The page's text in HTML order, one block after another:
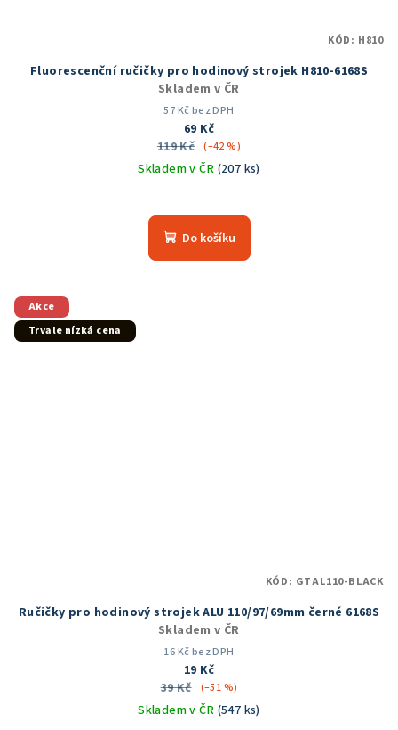
Fluorescenční ručičky pro hodinový strojek H810-6168S
Skladem v ČR
57 Kč bez DPH
69 Kč
119 Kč (–42 %)
Skladem v ČR (207 ks)
Do košíku
KÓD: H810
Akce
Trvale nízká cena
Ručičky pro hodinový strojek ALU 110/97/69mm černé 6168S
Skladem v ČR
16 Kč bez DPH
19 Kč
39 Kč
(–51 %)
Skladem v ČR (547 ks)
KÓD: GTAL110-BLACK